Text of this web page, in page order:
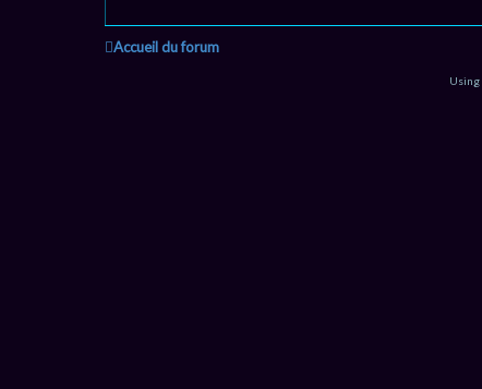
Accueil du forum
Using